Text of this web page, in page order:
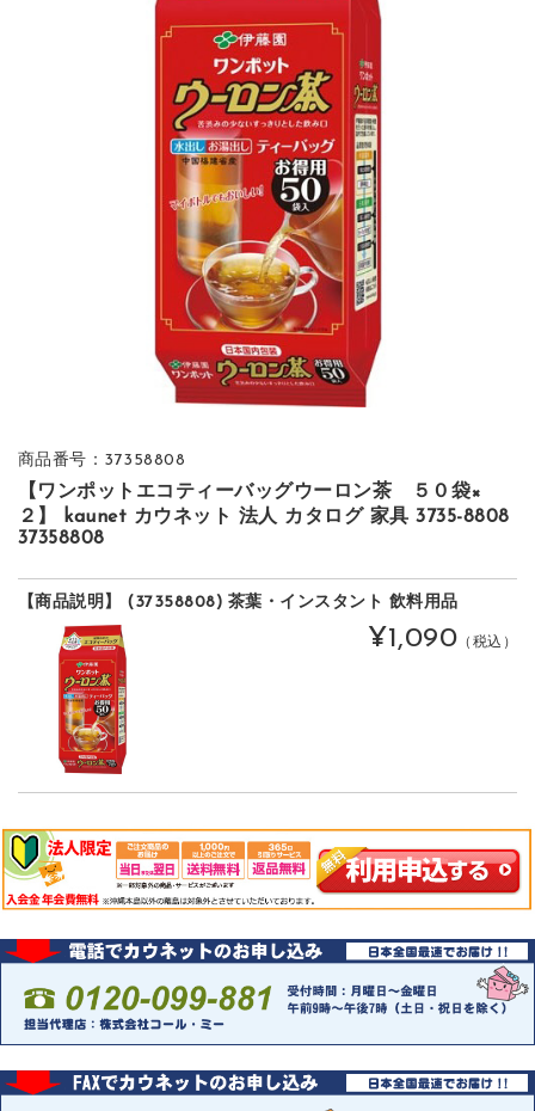
商品番号：37358808
【ワンポットエコティーバッグウーロン茶 ５０袋×
２】 kaunet カウネット 法人 カタログ 家具 3735-8808
37358808
【商品説明】 (37358808) 茶葉・インスタント 飲料用品
¥1,090 （税込）